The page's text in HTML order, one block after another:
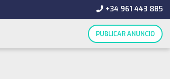
+34 961 443 885
PUBLICAR ANUNCIO